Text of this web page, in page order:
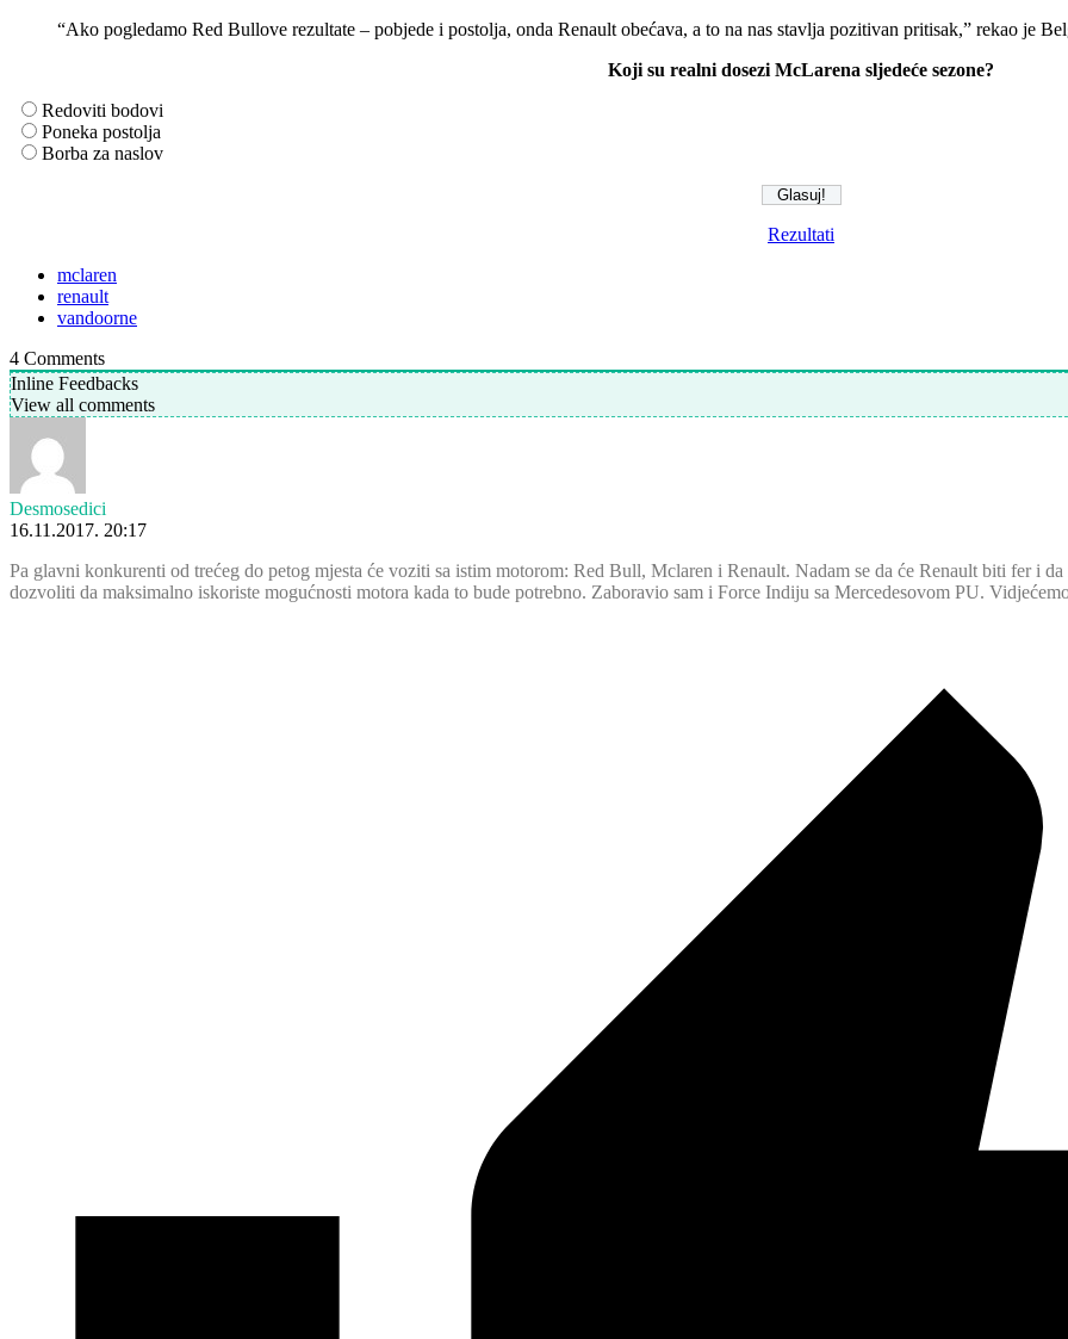
“Ako pogledamo Red Bullove rezultate – pobjede i postolja, onda Renault obećava, a to na nas stavlja pozitivan pritisak,” rekao je
Koji su realni dosezi McLarena sljedeće sezone?
Redoviti bodovi
Poneka postolja
Borba za naslov
Rezultati
mclaren
renault
vandoorne
4 Comments
Inline Feedbacks
View all comments
Desmosedici
16.11.2017. 20:17
Pa glavni konkurenti od trećeg do petog mjesta će voziti sa istim motorom: Red Bull, Mclaren i Renault. Nadam se da će Renault biti fer i
dozvoliti da maksimalno iskoriste mogućnosti motora kada to bude potrebno. Zaboravio sam i Force Indiju sa Mercedesovom PU.